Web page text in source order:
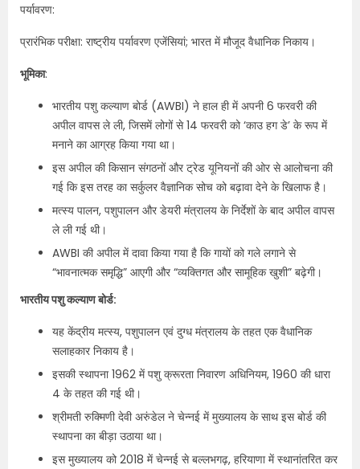
पर्यावरण:
प्रारंभिक परीक्षा: राष्ट्रीय पर्यावरण एजेंसियां; भारत में मौजूद वैधानिक निकाय।
भूमिका:
भारतीय पशु कल्याण बोर्ड (AWBI) ने हाल ही में अपनी 6 फरवरी की
अपील वापस ले ली, जिसमें लोगों से 14 फरवरी को ‘काउ हग डे’ के रूप में
मनाने का आग्रह किया गया था।
इस अपील की किसान संगठनों और ट्रेड यूनियनों की ओर से आलोचना की
गई कि इस तरह का सर्कुलर वैज्ञानिक सोच को बढ़ावा देने के खिलाफ है।
मत्स्य पालन, पशुपालन और डेयरी मंत्रालय के निर्देशों के बाद अपील वापस
ले ली गई थी।
AWBI की अपील में दावा किया गया है कि गायों को गले लगाने से
“भावनात्मक समृद्धि” आएगी और “व्यक्तिगत और सामूहिक खुशी” बढ़ेगी।
भारतीय पशु कल्याण बोर्ड:
यह केंद्रीय मत्स्य, पशुपालन एवं दुग्ध मंत्रालय के तहत एक वैधानिक
सलाहकार निकाय है।
इसकी स्थापना 1962 में पशु क्रूरता निवारण अधिनियम, 1960 की धारा
4 के तहत की गई थी।
श्रीमती रुक्मिणी देवी अरुंडेल ने चेन्नई में मुख्यालय के साथ इस बोर्ड की
स्थापना का बीड़ा उठाया था।
इस मुख्यालय को 2018 में चेन्नई से बल्लभगढ़, हरियाणा में स्थानांतरित कर